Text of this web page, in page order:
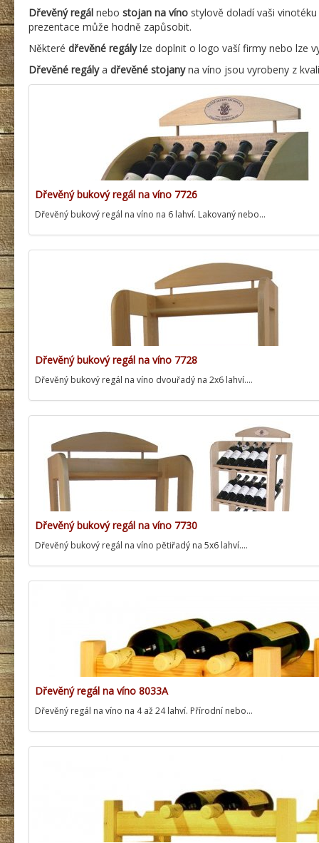
Dřevěný regál nebo stojan na víno stylově doladí vaši
prezentace může hodně zapůsobit.
Některé dřevěné regálylze doplnit o logo vaší firmy nebo lze
Dřevěné regálya dřevěné stojanyna víno jsou vyrobeny z
Dřevěný bukový regál na víno 7726
Dřevěný bukový regál na víno na 6 lahví. Lakovaný nebo…
Dřevěný bukový regál na víno 7728
Dřevěný bukový regál na víno dvouřadý na 2x6 lahví.…
Dřevěný bukový regál na víno 7730
Dřevěný bukový regál na víno pětiřadý na 5x6 lahví.…
Dřevěný regál na víno 8033A
Dřevěný regál na víno na 4 až 24 lahví. Přírodní nebo…